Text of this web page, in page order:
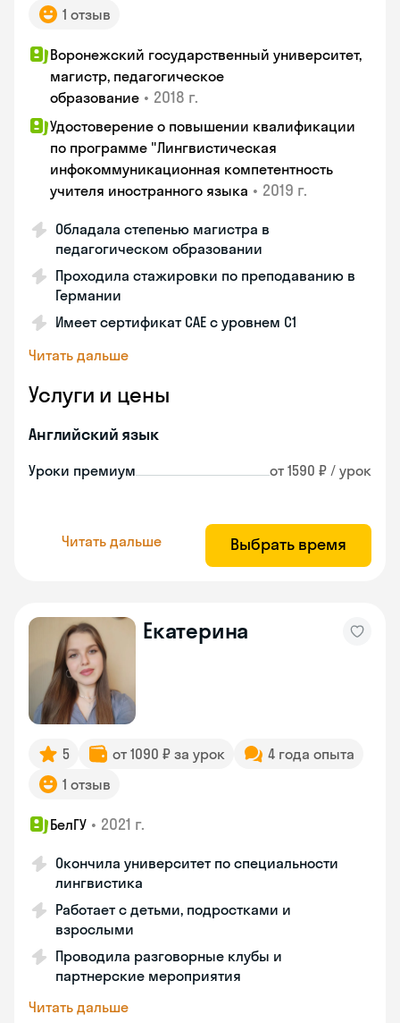
1 отзыв
Воронежский государственный университет,
магистр, педагогическое
образование • 2018 г.
Удостоверение о повышении квалификации
по программе "Лингвистическая
инфокоммуникационная компетентность
учителя иностранного языка • 2019 г.
Обладала степенью магистра в
педагогическом образовании
Проходила стажировки по преподаванию в
Германии
Имеет сертификат САЕ с уровнем С1
Читать дальше
Услуги и цены
Английский язык
Уроки премиум от 1590 ₽ / урок
Читать дальше Выбрать время
Екатерина
5 от 1090 ₽ за урок
4 года опыта
1 отзыв
БелГУ • 2021 г.
Окончила университет по специальности
лингвистика
Работает с детьми, подростками и
взрослыми
Проводила разговорные клубы и
партнерские мероприятия
Читать дальше